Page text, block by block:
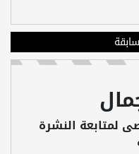
لمتابعة النشرة